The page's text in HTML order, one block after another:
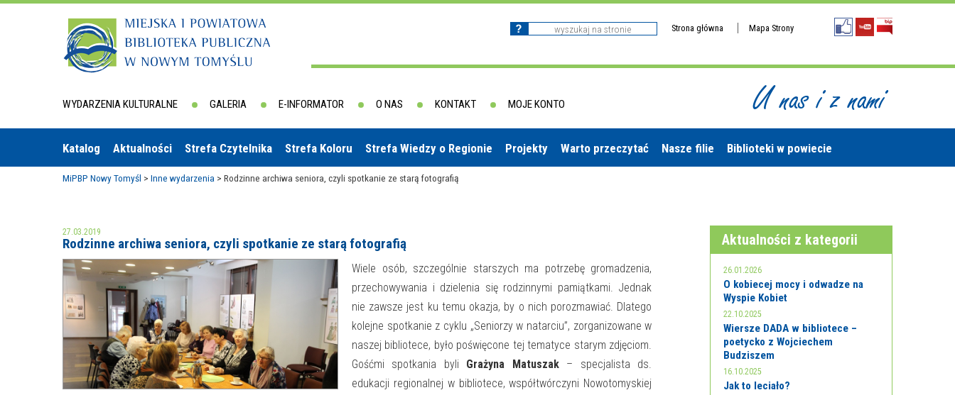
Strona główna Mapa Strony
WYDARZENIA KULTURALNE GALERIA E-INFORMATOR O NAS KONTAKT MOJE KONTO U nas i z nami
Katalog Aktualności Strefa Czytelnika Strefa Koloru Strefa Wiedzy o Regionie Projekty Warto przeczytać Nasze filie Biblioteki w powiecie
MiPBP Nowy Tomyśl > Inne wydarzenia > Rodzinne archiwa seniora, czyli spotkanie ze starą fotografią
27.03.2019
Rodzinne archiwa seniora, czyli spotkanie ze starą fotografią
Wiele osób, szczególnie starszych ma potrzebę gromadzenia,
przechowywania i dzielenia się rodzinnymi pamiątkami. Jednak
nie zawsze jest ku temu okazja, by o nich porozmawiać. Dlatego
kolejne spotkanie z cyklu „Seniorzy w natarciu”, zorganizowane w
naszej bibliotece, było poświęcone tej tematyce starym zdjęciom.
Gośćmi spotkania byli Grażyna Matuszak– specjalista ds.
edukacji regionalnej w bibliotece, współtwórczyni Nowotomyskiej
Aktualności z kategorii
26.01.2026
O kobiecej mocy i odwadze na
Wyspie Kobiet
22.10.2025
Wiersze DADA w bibliotece –
poetycko z Wojciechem
Budziszem
16.10.2025
Jak to leciało?